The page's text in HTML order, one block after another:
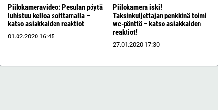
Piilokameravideo: Pesulan pöytä
luhistuu kelloa soittamalla –
katso asiakkaiden reaktiot
01.02.2020 16:45
Piilokamera iski!
Taksinkuljettajan penkkinä toimi
wc-pönttö – katso asiakkaiden
reaktiot!
27.01.2020 17:30